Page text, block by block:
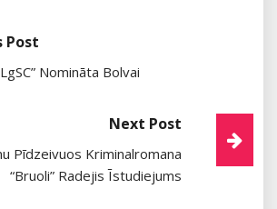
Post
Nomināta Bolvai
Next Post
Pīdzeivuos Kriminalromana
“Bruoli” Radejis Īstudiejums